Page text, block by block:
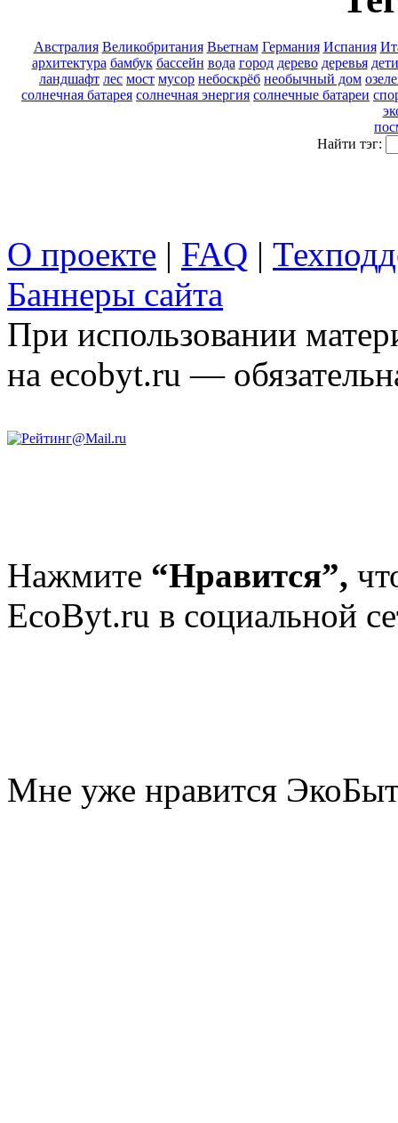
Австралия Великобритания Вьетнам Германия Испания
архитектура бамбук бассейн вода город дерево деревья дети
ландшафт лес мост мусор небоскрёб необычный дом
солнечная батарея солнечная энергия солнечные батареи
Найти тэг:
О проекте | FAQ |
Баннеры сайта
При использовании
на ecobyt.ru —
Нажмите “Нравится”,
EcoByt.ru в социальной
Мне уже нравится